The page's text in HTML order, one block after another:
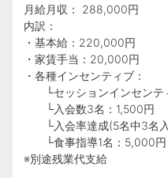
月給月収： 288,000円
内訳：
・基本給：220,000円
・家賃手当：20,000円
・各種インセンティブ：
└セッションインセンテ
└入会数3名：1,500円
└入会率達成(5名中3名
└食事指導1名：5,000円
※別途残業代支給